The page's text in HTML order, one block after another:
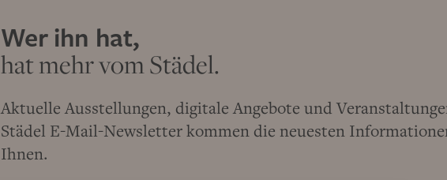
Wer ihn hat,
hat mehr vom Städel.
Aktuelle Ausstellungen, digitale Angebote und
Städel E-Mail-Newsletter kommen die neuesten
Ihnen.